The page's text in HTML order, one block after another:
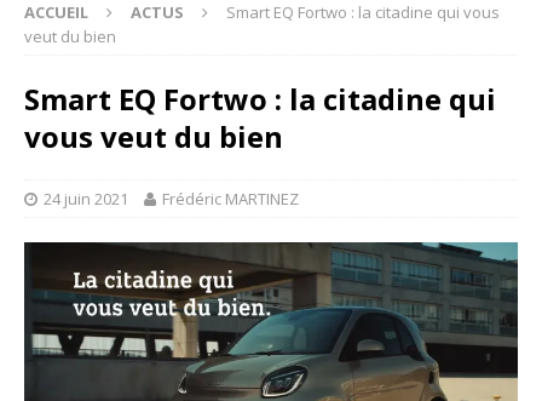
ACCUEIL ACTUS
Smart EQ Fortwo : la citadine qui vous
veut du bien
Smart EQ Fortwo : la citadine qui
vous veut du bien
24 juin 2021 Frédéric MARTINEZ